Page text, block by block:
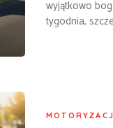
wyjątkowo
tygodnia,